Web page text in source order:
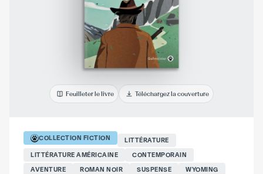
Feuilleter le livre Téléchargez la couverture
COLLECTION FICTION
LITTÉRATURE
LITTÉRATURE AMÉRICAINE
CONTEMPORAIN
AVENTURE
ROMAN NOIR SUSPENSE WYOMING